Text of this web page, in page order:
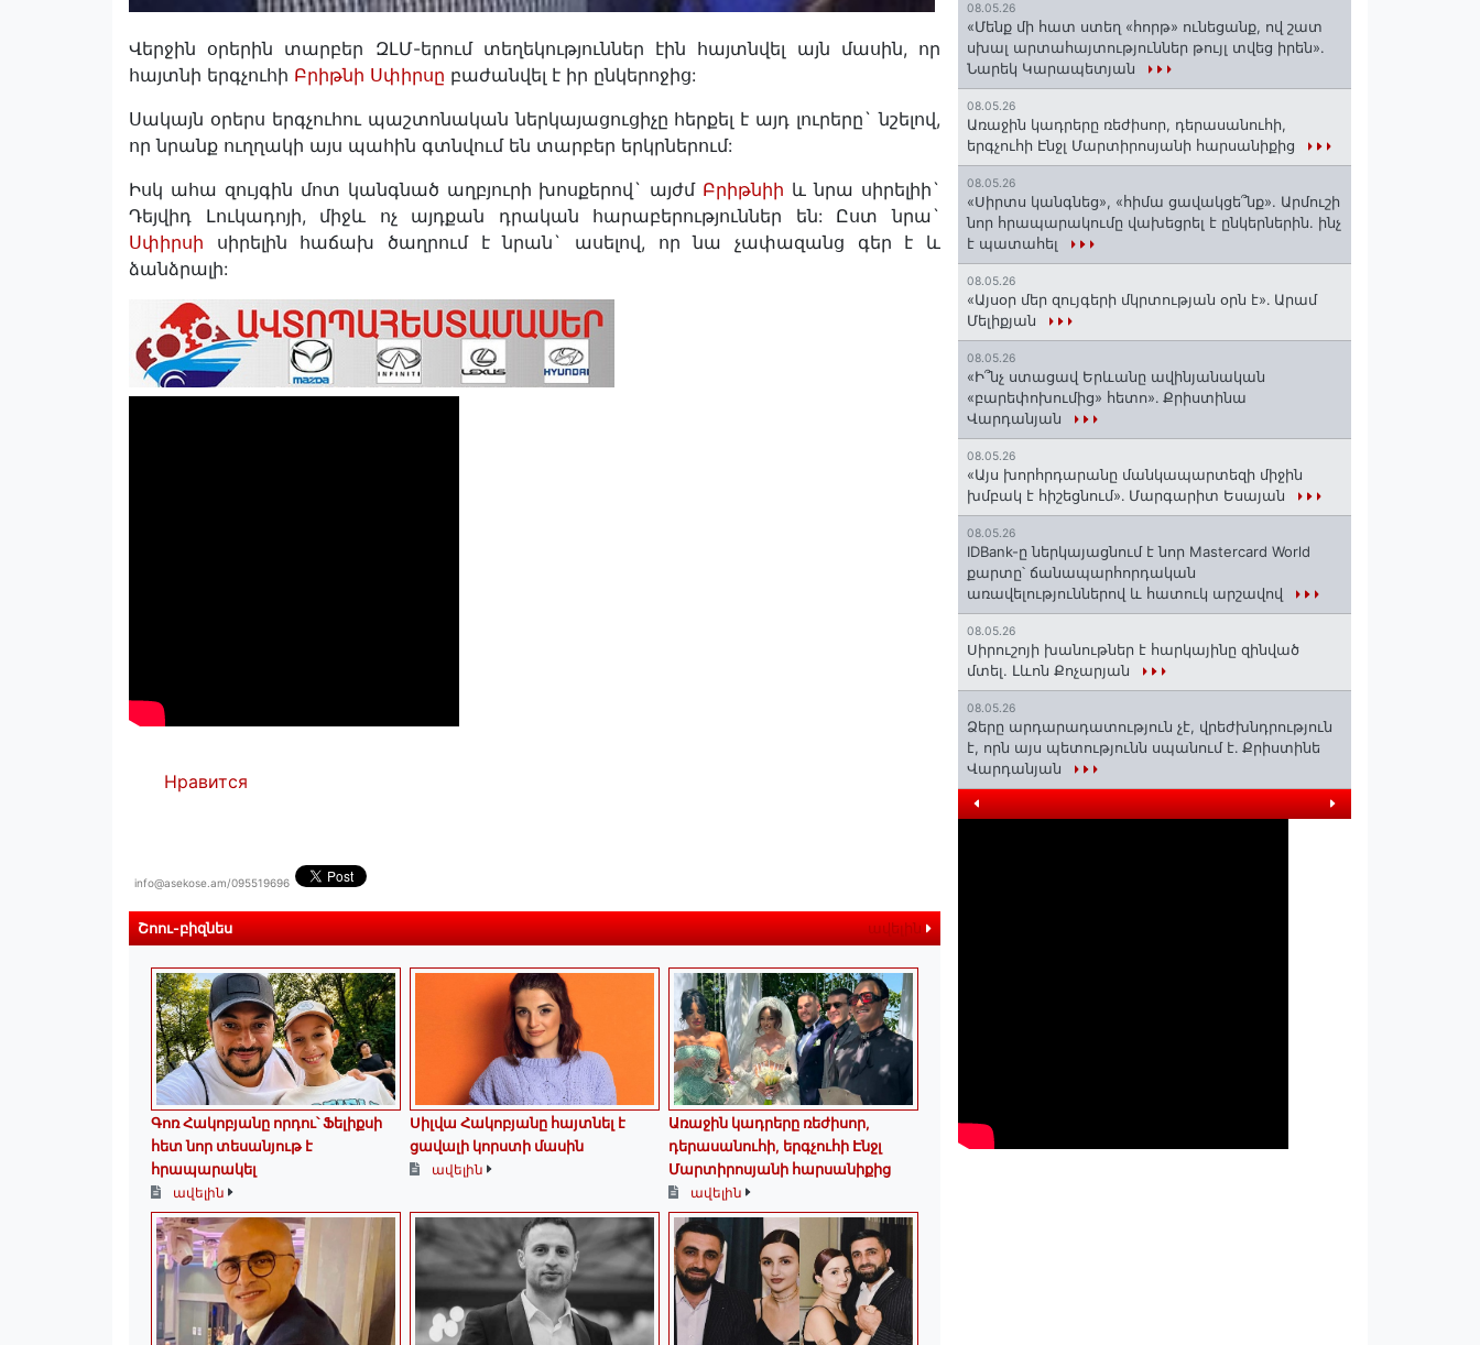
Վերջին օրերին տարբեր ԶԼՄ-երում տեղեկություններ էին հայտնվել այն մասին, որ
հայտնի երգչուհի Բրիթնի Սփիրսը բաժանվել է իր ընկերոջից:
Սակայն օրերս երգչուհու պաշտոնական ներկայացուցիչը հերքել է այդ լուրերը` նշելով,
որ նրանք ուղղակի այս պահին գտնվում են տարբեր երկրներում:
Իսկ ահա զույգին մոտ կանգնած աղբյուրի խոսքերով` այժմ Բրիթնիի և նրա սիրելիի`
Դեյվիդ Լուկադոյի, միջև ոչ այդքան դրական հարաբերություններ են: Ըստ նրա`
Սփիրսի սիրելին հաճախ ծաղրում է նրան` ասելով, որ նա չափազանց գեր է և
ձանձրալի:
Нравится
info@asekose.am/095519696
Շոու-բիզնես ավելին
Գոռ Հակոբյանը որդու՝ Ֆելիքսի
հետ նոր տեսանյութ է
հրապարակել
ավելին
Սիլվա Հակոբյանը հայտնել է
ցավալի կորստի մասին
ավելին
Առաջին կադրերը ռեժիսոր,
դերասանուհի, երգչուհի Էնջլ
Մարտիրոսյանի հարսանիքից
ավելին
08.05.26
«Մենք մի հատ ստեղ «հորթ» ունեցանք, ով շատ
սխալ արտահայտություններ թույլ տվեց իրեն».
Նարեկ Կարապետյան
08.05.26
Առաջին կադրերը ռեժիսոր, դերասանուհի,
երգչուհի Էնջլ Մարտիրոսյանի հարսանիքից
08.05.26
«Սիրտս կանգնեց», «հիմա ցավակցե՞նք». Արմուշի
նոր հրապարակումը վախեցրել է ընկերներին. ինչ
է պատահել
08.05.26
«Այսօր մեր զույգերի մկրտության օրն է»․ Արամ
Մելիքյան
08.05.26
«Ի՞նչ ստացավ Երևանը ավինյանական
«բարեփոխումից» հետո»․ Քրիստինա
Վարդանյան
08.05.26
«Այս խորհրդարանը մանկապարտեզի միջին
խմբակ է հիշեցնում»․ Մարգարիտ Եսայան
08.05.26
IDBank-ը ներկայացնում է նոր Mastercard World
քարտը՝ ճանապարհորդական
առավելություններով և հատուկ արշավով
08.05.26
Սիրուշոյի խանութներ է հարկայինը զինված
մտել. Լևոն Քոչարյան
08.05.26
Ձերը արդարադատություն չէ, վրեժխնդրություն
է, որն այս պետությունն սպանում է․ Քրիստինե
Վարդանյան